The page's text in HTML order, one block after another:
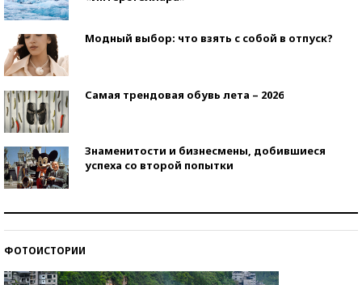
Модный выбор: что взять с собой в отпуск?
Самая трендовая обувь лета – 2026
Знаменитости и бизнесмены, добившиеся
успеха со второй попытки
ФОТОИСТОРИИ